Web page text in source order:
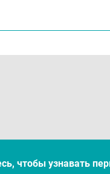
чтобы узнавать